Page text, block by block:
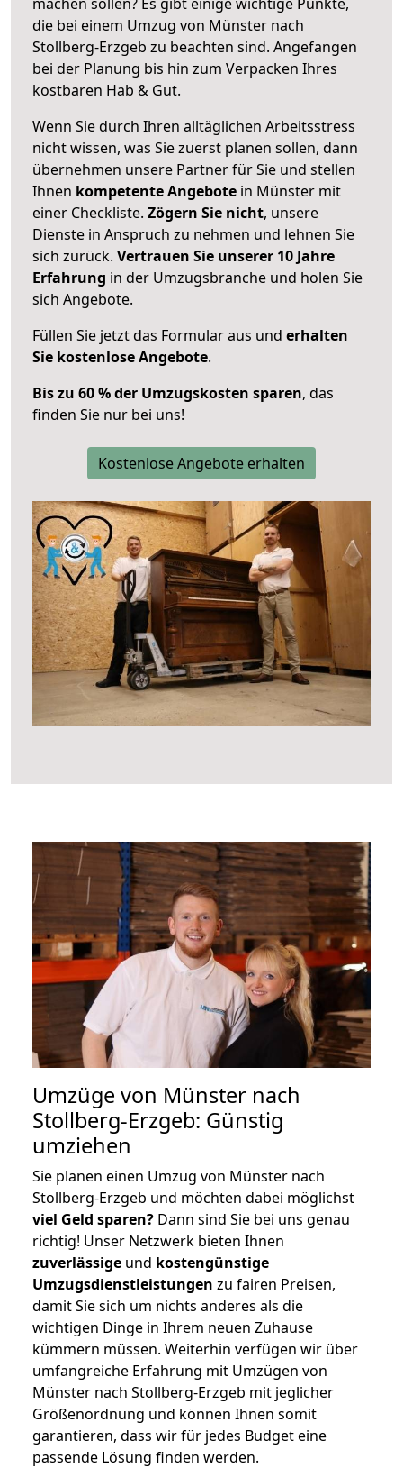
die bei einem Umzug von Münster nach
Stollberg-Erzgeb zu beachten sind. Angefangen
bei der Planung bis hin zum Verpacken Ihres
kostbaren Hab & Gut.
Wenn Sie durch Ihren alltäglichen Arbeitsstress
nicht wissen, was Sie zuerst planen sollen, dann
übernehmen unsere Partner für Sie und stellen
Ihnen kompetente Angebote in Münster mit
einer Checkliste. Zögern Sie nicht, unsere
Dienste in Anspruch zu nehmen und lehnen Sie
sich zurück. Vertrauen Sie unserer 10 Jahre
Erfahrung in der Umzugsbranche und holen Sie
sich Angebote.
Füllen Sie jetzt das Formular aus und erhalten
Sie kostenlose Angebote.
Bis zu 60 % der Umzugskosten sparen, das
finden Sie nur bei uns!
Kostenlose Angebote erhalten
Umzüge von Münster nach
Stollberg-Erzgeb: Günstig
umziehen
Sie planen einen Umzug von Münster nach
Stollberg-Erzgeb und möchten dabei möglichst
viel Geld sparen? Dann sind Sie bei uns genau
richtig! Unser Netzwerk bieten Ihnen
zuverlässige und kostengünstige
Umzugsdienstleistungen zu fairen Preisen,
damit Sie sich um nichts anderes als die
wichtigen Dinge in Ihrem neuen Zuhause
kümmern müssen. Weiterhin verfügen wir über
umfangreiche Erfahrung mit Umzügen von
Münster nach Stollberg-Erzgeb mit jeglicher
Größenordnung und können Ihnen somit
garantieren, dass wir für jedes Budget eine
passende Lösung finden werden.